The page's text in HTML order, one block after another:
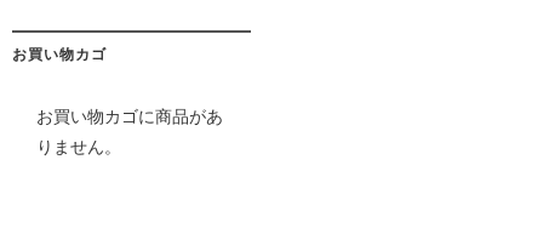
お買い物カゴ
お買い物カゴに商品があ
りません。